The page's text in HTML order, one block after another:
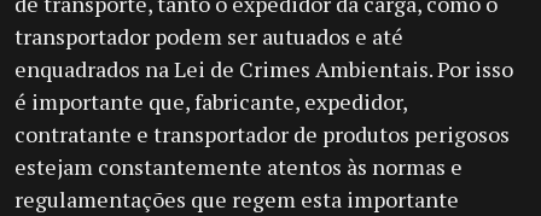
transportador podem ser autuados e até
enquadrados na Lei de Crimes Ambientais. Por isso
é importante que, fabricante, expedidor,
contratante e transportador de produtos perigosos
estejam constantemente atentos às normas e
regulamentações que regem esta importante